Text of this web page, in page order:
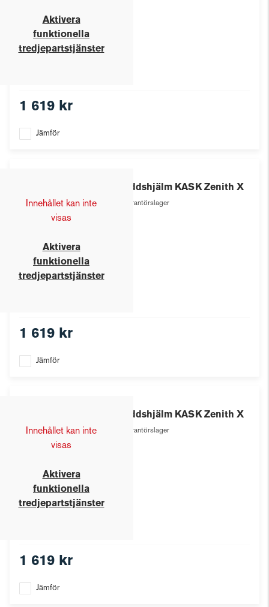
Aktivera
funktionella
tredjepartstjänster
1 619 kr
Jämför
Innehållet kan inte
visas
Aktivera
funktionella
tredjepartstjänster
Skyddshjälm KASK Zenith X
Leverantörslager
1 619 kr
Jämför
Innehållet kan inte
visas
Aktivera
funktionella
tredjepartstjänster
Skyddshjälm KASK Zenith X
Leverantörslager
1 619 kr
Jämför